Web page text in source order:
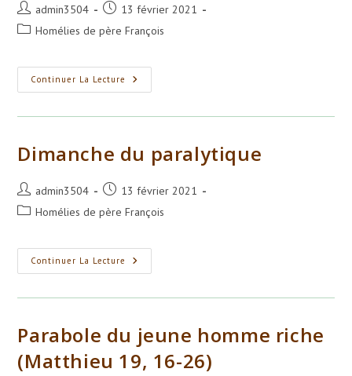
Auteur/autrice
de
admin3504
Publication
publiée :
13 février 2021
PostHomélies de père François
Continuer La Lecture Dimanche
De
Samaritaine
Dimanche du paralytique
Auteur/autrice
de
admin3504
Publication
publiée :
13 février 2021
PostHomélies de père François
Continuer La Lecture Dimanche
Du
Parabole du jeune homme riche
(Matthieu 19, 16-26)